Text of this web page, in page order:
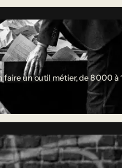
un outil métier, de 8 000 à